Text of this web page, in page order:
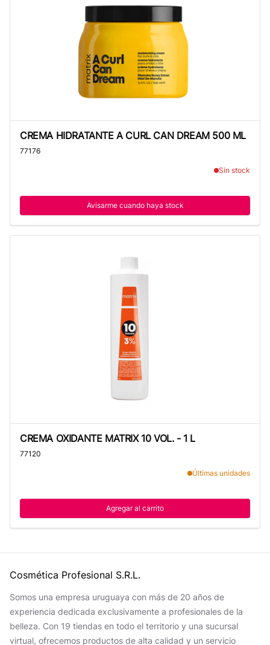
CREMA HIDRATANTE A CURL CAN DREAM 500 ML
77176
Sin stock
Avisarme cuando haya stock
CREMA OXIDANTE MATRIX 10 VOL. - 1 L
77120
Últimas unidades
Agregar al carrito
Cosmética Profesional S.R.L.
Somos una empresa uruguaya con más de 20 años de
experiencia dedicada exclusivamente a profesionales de la
belleza. Con 19 tiendas en todo el territorio y una sucursal
virtual, ofrecemos productos de alta calidad y un servicio